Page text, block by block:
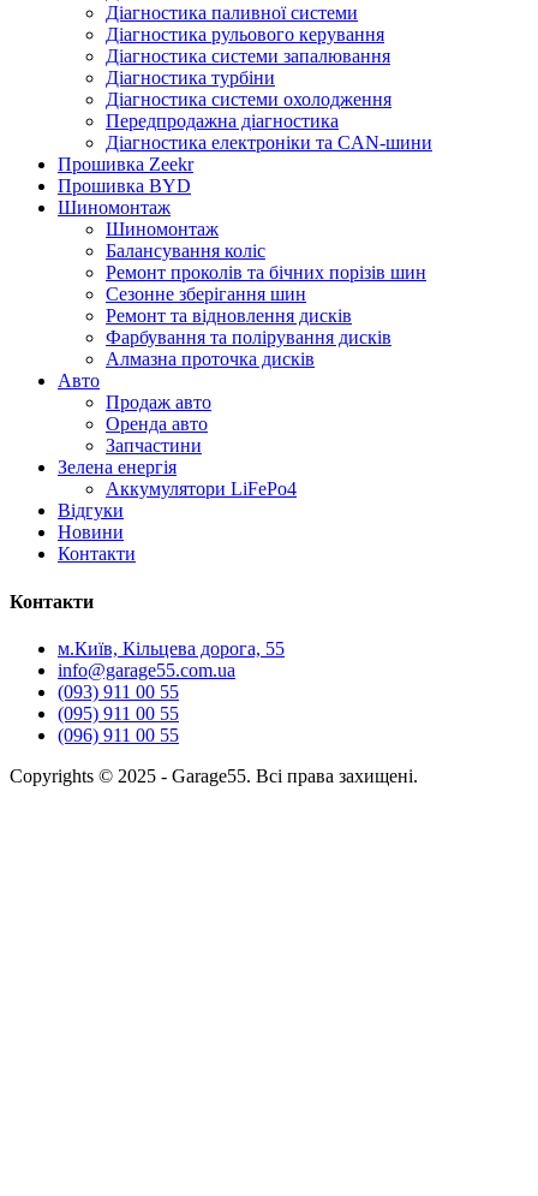
Діагностика паливної системи
Діагностика рульового керування
Діагностика системи запалювання
Діагностика турбіни
Діагностика системи охолодження
Передпродажна діагностика
Діагностика електроніки та CAN-шини
Прошивка Zeekr
Прошивка BYD
Шиномонтаж
Шиномонтаж
Балансування коліс
Ремонт проколів та бічних порізів шин
Сезонне зберігання шин
Ремонт та відновлення дисків
Фарбування та полірування дисків
Алмазна проточка дисків
Авто
Продаж авто
Оренда авто
Запчастини
Зелена енергія
Аккумулятори LiFePo4
Відгуки
Новини
Контакти
Контакти
м.Київ, Кільцева дорога, 55
info@garage55.com.ua
(093) 911 00 55
(095) 911 00 55
(096) 911 00 55
Copyrights © 2025 - Garage55. Всі права захищені.